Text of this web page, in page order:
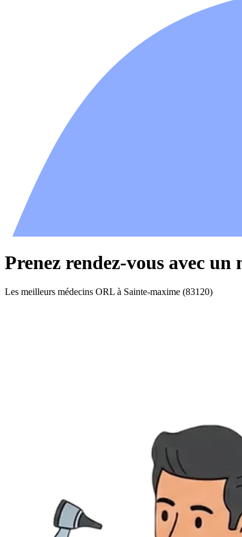
Prenez rendez-vous avec
Les meilleurs médecins ORL à Sainte-maxime (83120)